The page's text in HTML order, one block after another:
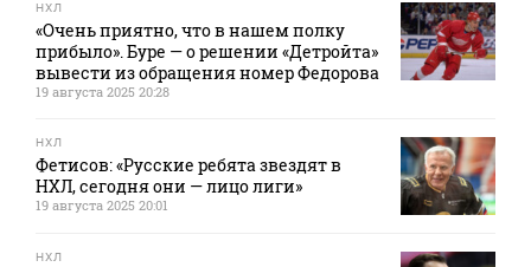
НХЛ
«Очень приятно, что в нашем полку
прибыло». Буре — о решении «Детройта»
вывести из обращения номер Федорова
19 августа 2025 20:28
НХЛ
Фетисов: «Русские ребята звездят в
НХЛ, сегодня они — лицо лиги»
19 августа 2025 20:01
НХЛ